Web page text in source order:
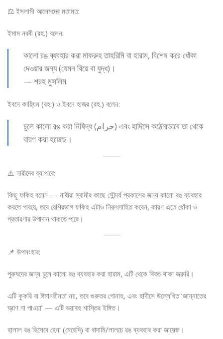
⚖️ ইসলামী আলেমদের মতামত:
ইমাম নববী (রহ.) বলেন:
কালো রঙ ব্যবহার করা মাকরুহ তাহরিমি বা হারাম, বিশেষ করে ধোঁকা
দেওয়ার জন্য (যেমন বিয়ে বা যুদ্ধ)।
— শরহ মুসলিম
ইবনে কায়্যিম (রহ.) ও ইবনে হাজর (রহ.) বলেন:
চুলে কালো রঙ করা নিষিদ্ধ (حرام) এবং হাদিসে কঠোরভাবে তা থেকে
বারণ করা হয়েছে।
⚠️ নারীদের ব্যাপারে:
কিছু ফকিহ বলেন — নারীরা স্বামীর কাছে সৌন্দর্য প্রকাশের জন্য কালো রঙ ব্যবহার
করতে পারবে, তবে বেশিরভাগ ফকিহ এটাও নিরুৎসাহিত করেন, কারণ এতে ধোঁকা ও
প্রতারণার উপাদান থাকতে পারে।
📌 উপসংহার:
পুরুষদের জন্য চুলে কালো রঙ ব্যবহার করা হারাম, এটি থেকে বিরত থাকা জরুরি।
এটি কুফরি বা ঈমানহীনতা নয়, তবে গুরুতর গোনাহ, এবং হাদীসে উল্লেখিত ‘জান্নাতের
ঘ্রাণ না পাওয়া’ — এটি ভয়াবহ শাস্তির ইঙ্গিত।
হালাল রঙ হিসেবে হেনা (মেহেদি) বা বাদামি/লালচে রঙ ব্যবহার করা জায়েজ।